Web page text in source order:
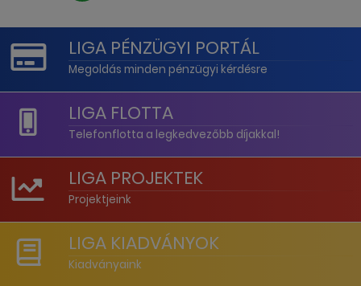
LIGA PÉNZÜGYI PORTÁL
Megoldás minden pénzügyi kérdésre
LIGA FLOTTA
Telefonflotta a legkedvezőbb díjakkal!
LIGA PROJEKTEK
Projektjeink
LIGA KIADVÁNYOK
Kiadványaink